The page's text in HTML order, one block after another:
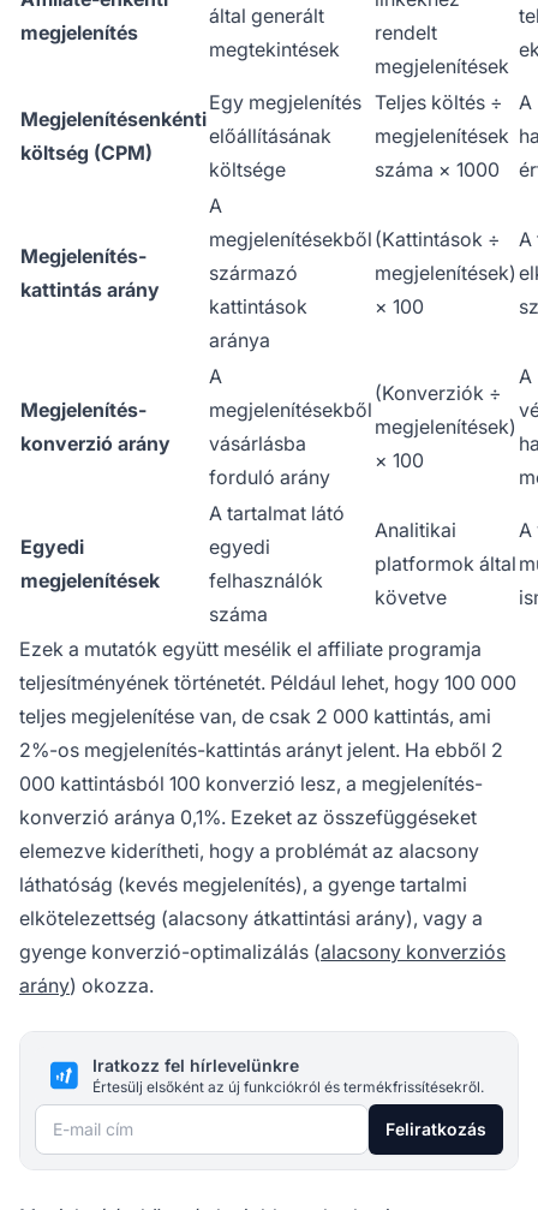
megjelenítés
által generált
megtekintések
rendelt
megjelenítések
Megjelenítésenkénti
költség (CPM)
Egy megjelenítés
előállításának
költsége
Teljes költés ÷
megjelenítések
száma × 1000
A
Megjelenítés-
kattintás arány
A
megjelenítésekből
származó
kattintások
aránya
(Kattintások ÷
megjelenítések)
× 100
A
Megjelenítés-
konverzió arány
A
megjelenítésekből
vásárlásba
forduló arány
(Konverziók ÷
megjelenítések)
× 100
A
Egyedi
megjelenítések
A tartalmat látó
egyedi
felhasználók
száma
Analitikai
platformok által
követve
A
Ezek a mutatók együtt mesélik el affiliate programja
teljesítményének történetét. Például lehet, hogy 100 000
teljes megjelenítése van, de csak 2 000 kattintás, ami
2%-os megjelenítés-kattintás arányt jelent. Ha ebből 2
000 kattintásból 100 konverzió lesz, a megjelenítés-
konverzió aránya 0,1%. Ezeket az összefüggéseket
elemezve kiderítheti, hogy a problémát az alacsony
láthatóság (kevés megjelenítés), a gyenge tartalmi
elkötelezettség (alacsony átkattintási arány), vagy a
gyenge konverzió-optimalizálás (alacsony konverziós
arány) okozza.
Iratkozz fel hírlevelünkre
Értesülj elsőként az új funkciókról és termékfrissítésekről.
E-mail cím Feliratkozás